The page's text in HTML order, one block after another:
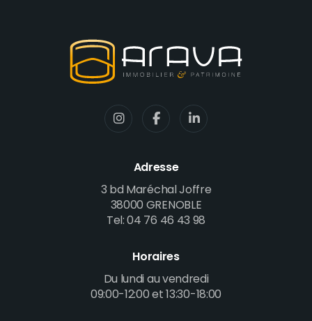
Adresse
3 bd Maréchal Joffre
38000 GRENOBLE
Tel: 04 76 46 43 98
Horaires
Du lundi au vendredi
09:00-12:00 et 13:30-18:00